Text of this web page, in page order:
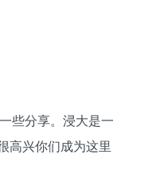
些分享。浸大是一
高兴你们成为这里